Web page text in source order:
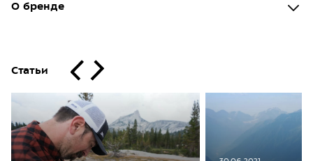
О бренде
Статьи